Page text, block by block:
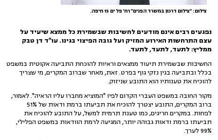
צילום: "צילום דרכון במשרד הפנים" רח' פל ים 15 חיפה.
נפגעים רבים אינם מודעים לחשיבות שבשמירת כל ממצא שיעיד על
עצם התרחשות האירוע המזיק ועל גובה הפיצוי בגינו. עו"ד דן טבק
ממליץ: לתעד, לתעד, לתעד.
החשיבות שבשמירת תיעוד ממצאים וראיות להוכחת התביעה אקוטית במשפט
בכלל ובתביעה בגין נזקי גוף בפרט. זאת, מאחר שברוב המקרים, מי שצריך
להוכיח את טענותיו הוא התובע שניזוק.
מקור החובה במשפט העברי הקדום לפיו "המוציא מחברו עליו הראיה". לאמור,
ברוב המקרים, התובע יצטרך להוכיח את תביעתו ברמת ודאות של 51%
לפחות. במקרים חריגים, כמו טענת תרמית למשל, על התובע להוכיח את
תביעתו ברמת ודאות גבוהה יותר, המגיעה לרמת הוודאות במשפט הפלילי,
99% לערך.